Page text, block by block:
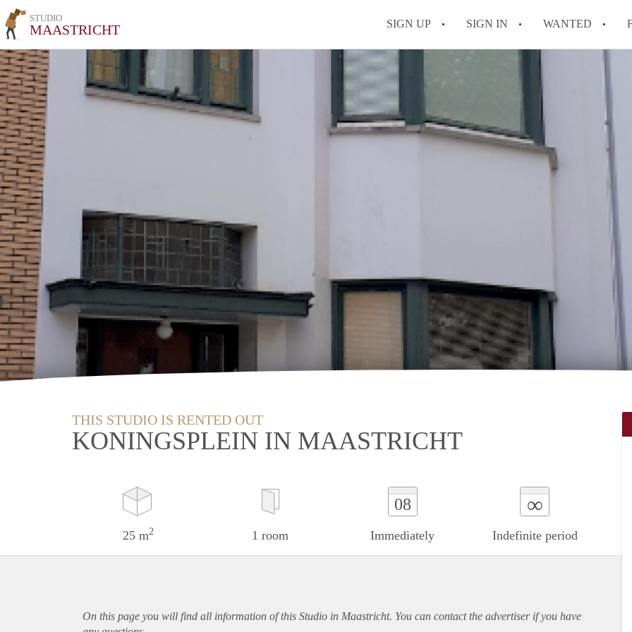
STUDIO
MAASTRICHT SIGN UP SIGN IN WANTED
THIS STUDIO IS RENTED OUT
KONINGSPLEIN IN MAASTRICHT
25 m2 1 room
08
Immediately
∞
Indefinite period
On this page you will find all information of this Studio in Maastricht. You can contact the advertiser if you have